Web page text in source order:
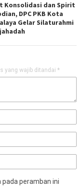
Konsolidasi dan Spirit
DPC PKB Kota
Gelar Silaturahmi
yang wajib ditandai *
pada peramban ini